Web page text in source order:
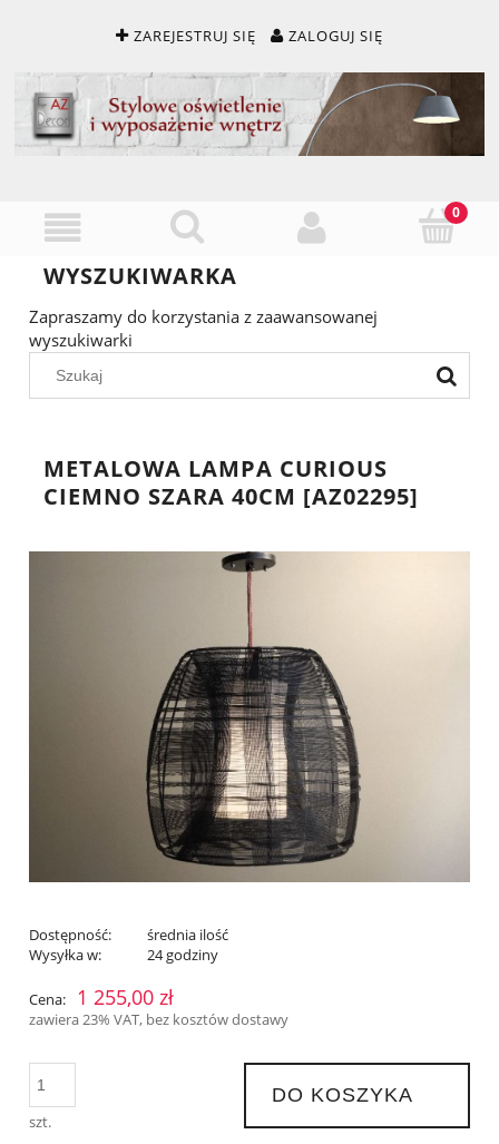
ZAREJESTRUJ SIĘ ZALOGUJ SIĘ
WYSZUKIWARKA
Zapraszamy do korzystania z zaawansowanej
wyszukiwarki
METALOWA LAMPA CURIOUS
CIEMNO SZARA 40CM [AZ02295]
Dostępność:
średnia ilość
Wysyłka w:
24 godziny
Cena: 1 255,00 zł
zawiera 23% VAT, bez kosztów dostawy
szt.
DO KOSZYKA